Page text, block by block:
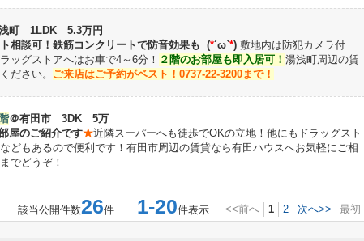
町 1LDK 5.3万円
相談可！鉄筋コンクリートで防音効果も (*´ω`*) 敷地内は防犯カメラ付
ッグストアへはお車で4～6分！ ２階のお部屋も即入居可！ 湯浅町周辺の賃
ださい。 ご来店はご予約がベスト！0737-22-3200まで！
＠有田市 3DK 5万
屋のご紹介です★近隣スーパーへも徒歩でOKの立地！他にもドラッグスト
どもあるので便利です！有田市周辺の賃貸なら有田ハウスへお気軽にご相
までどうぞ！
該当公開件数26件 1-20件表示 <<前へ 1 2 次へ>> 最初